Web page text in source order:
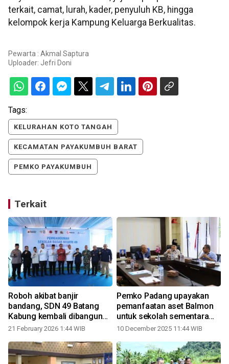
terkait, camat, lurah, kader, penyuluh KB, hingga
kelompok kerja Kampung Keluarga Berkualitas.
Pewarta : Akmal Saptura
Uploader: Jefri Doni
Tags:
KELURAHAN KOTO TANGAH
KECAMATAN PAYAKUMBUH BARAT
PEMKO PAYAKUMBUH
Terkait
Roboh akibat banjir
bandang, SDN 49 Batang
Kabung kembali dibangun
dengan TJSL PT Inalum
21 February 2026 1:44 WIB
Pemko Padang upayakan
pemanfaatan aset Balmon
untuk sekolah sementara
bagi Siswa SDN 49 Batang
10 December 2025 11:44 WIB